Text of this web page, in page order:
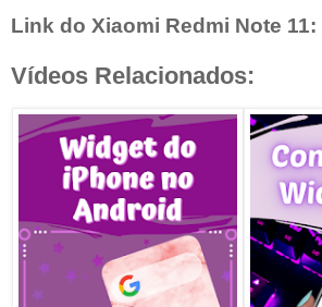
Link do Xiaomi Redmi Note 11:
Vídeos Relacionados: